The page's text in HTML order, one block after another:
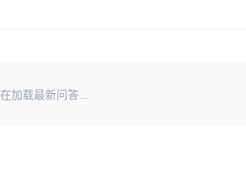
加载最新问答...